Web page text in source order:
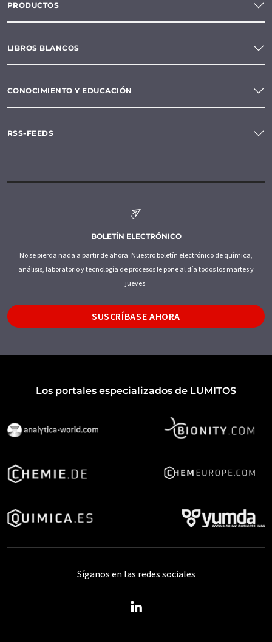
PRODUCTOS
LIBROS BLANCOS
CONOCIMIENTO Y EDUCACIÓN
RSS-FEEDS
BOLETÍN ELECTRÓNICO
No se pierda nada a partir de ahora: Nuestro boletín electrónico de química,
análisis, laboratorio y tecnología de procesos le pone al día todos los martes y
jueves.
SUSCRÍBASE AHORA
Los portales especializados de LUMITOS
Síganos en las redes sociales